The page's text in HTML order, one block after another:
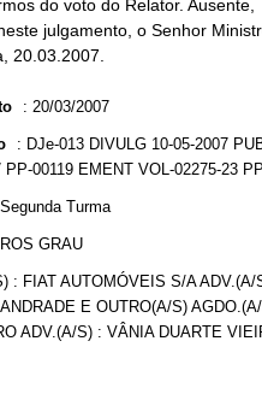
do voto do Relator. Ausente,
julgamento, o Senhor
20.03.2007.
: 20/03/2007
: DJe-013 DIVULG 10-05-2007
PP-00119 EMENT VOL-02275-23
Segunda Turma
GRAU
: FIAT AUTOMÓVEIS S/A ADV.(A/
E OUTRO(A/S)
ADV.(A/S) : VÂNIA DUARTE